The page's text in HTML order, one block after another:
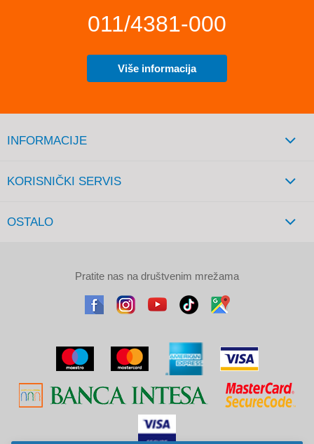
011/4381-000
Više informacija
INFORMACIJE
KORISNIČKI SERVIS
OSTALO
Pratite nas na društvenim mrežama